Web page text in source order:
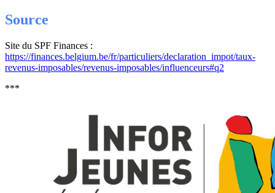
Source
Site du SPF Finances :
https://finances.belgium.be/fr/particuliers/declaration_impot/taux-
revenus-imposables/revenus-imposables/influenceurs#q2
***